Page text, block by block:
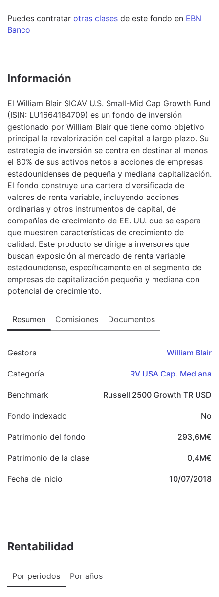
Puedes contratar otras clases de este fondo en EBN
Banco
Información
El William Blair SICAV U.S. Small-Mid Cap Growth Fund
(ISIN: LU1664184709) es un fondo de inversión
gestionado por William Blair que tiene como objetivo
principal la revalorización del capital a largo plazo. Su
estrategia de inversión se centra en destinar al menos
el 80% de sus activos netos a acciones de empresas
estadounidenses de pequeña y mediana capitalización.
El fondo construye una cartera diversificada de
valores de renta variable, incluyendo acciones
ordinarias y otros instrumentos de capital, de
compañías de crecimiento de EE. UU. que se espera
que muestren características de crecimiento de
calidad. Este producto se dirige a inversores que
buscan exposición al mercado de renta variable
estadounidense, específicamente en el segmento de
empresas de capitalización pequeña y mediana con
potencial de crecimiento.
Resumen Comisiones Documentos
Gestora William Blair
Categoría RV USA Cap. Mediana
Benchmark Russell 2500 Growth TR USD
Fondo indexado No
Patrimonio del fondo 293,6M€
Patrimonio de la clase 0,4M€
Fecha de inicio 10/07/2018
Rentabilidad
Por periodos Por años